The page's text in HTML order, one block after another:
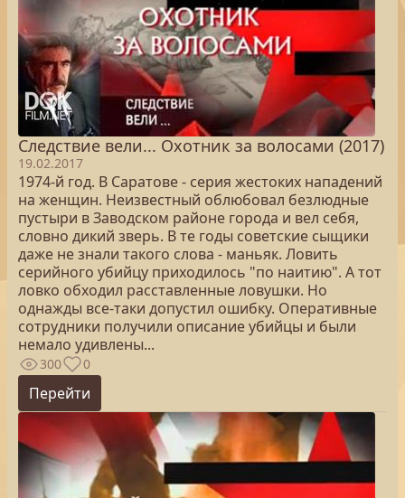
Следствие вели... Охотник за волосами (2017)
19.02.2017
1974-й год. В Саратове - серия жестоких нападений
на женщин. Неизвестный облюбовал безлюдные
пустыри в Заводском районе города и вел себя,
словно дикий зверь. В те годы советские сыщики
даже не знали такого слова - маньяк. Ловить
серийного убийцу приходилось "по наитию". А тот
ловко обходил расставленные ловушки. Но
однажды все-таки допустил ошибку. Оперативные
сотрудники получили описание убийцы и были
немало удивлены...
300 0
Перейти